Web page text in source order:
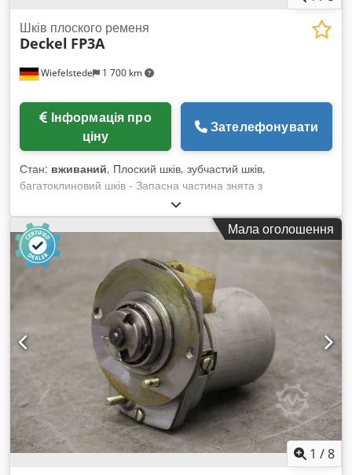
Wiefelstede 1 700 km
Шків плоского ременя
Deckel FP3A
ціну
Зателефонувати
Стан: вживаний, Плоский шків, зубчастий шків,
багатоклиновий шків - Запасна частина знята з
оброблювального центру Deckel типу FP3A - Діаметр: 80 мм
- Посадковий отвір: 28 мм Dkodpfxsffh Nzj Acyor - Розміри:
80/80/В61 мм - Вага: 1,2 кг
Мала оголошення
1 /8